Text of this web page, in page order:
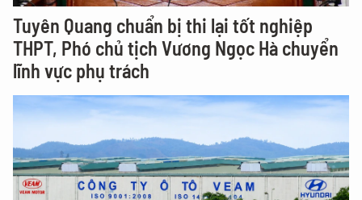
Tuyên Quang chuẩn bị thi lại tốt nghiệp
THPT, Phó chủ tịch Vương Ngọc Hà chuyển
lĩnh vực phụ trách